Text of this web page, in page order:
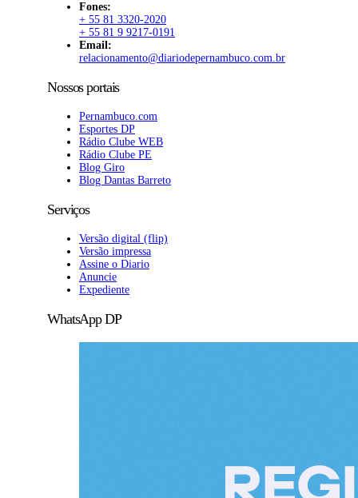
Fones:
+ 55 81 3320-2020
+ 55 81 9 9217-0191
Email:
relacionamento@diariodepernambuco.com.br
Nossos portais
Pernambuco.com
Esportes DP
Rádio Clube WEB
Rádio Clube PE
Blog Giro
Blog Dantas Barreto
Serviços
Versão digital (flip)
Versão impressa
Assine o Diario
Anuncie
Expediente
WhatsApp DP